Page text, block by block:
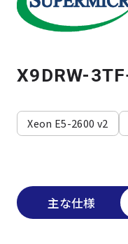
よくある質問
X9DRW-
Xeon E5-2600 v2
主な仕様